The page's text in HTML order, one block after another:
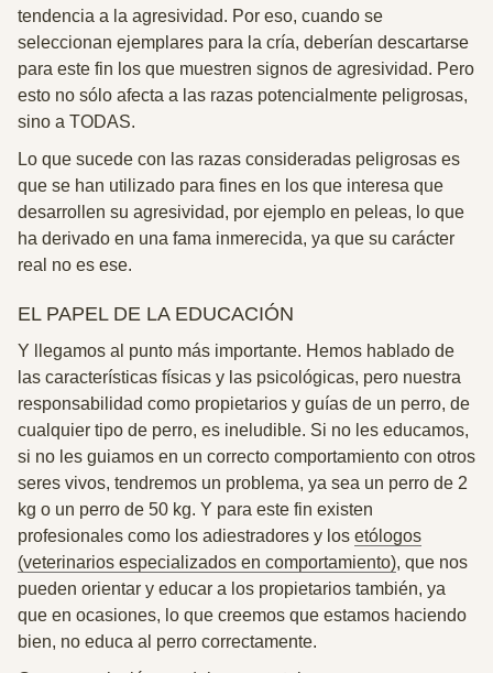
tendencia a la agresividad. Por eso, cuando se
seleccionan ejemplares para la cría, deberían descartarse
para este fin los que muestren signos de agresividad. Pero
esto no sólo afecta a las razas potencialmente peligrosas,
sino a TODAS.
Lo que sucede con las razas consideradas peligrosas es
que se han utilizado para fines en los que interesa que
desarrollen su agresividad, por ejemplo en peleas, lo que
ha derivado en una fama inmerecida, ya que su carácter
real no es ese.
EL PAPEL DE LA EDUCACIÓN
Y llegamos al punto más importante. Hemos hablado de
las características físicas y las psicológicas, pero nuestra
responsabilidad como propietarios y guías de un perro, de
cualquier tipo de perro, es ineludible. Si no les educamos,
si no les guiamos en un correcto comportamiento con otros
seres vivos, tendremos un problema, ya sea un perro de 2
kg o un perro de 50 kg. Y para este fin existen
profesionales como los adiestradores y los etólogos
(veterinarios especializados en comportamiento), que nos
pueden orientar y educar a los propietarios también, ya
que en ocasiones, lo que creemos que estamos haciendo
bien, no educa al perro correctamente.